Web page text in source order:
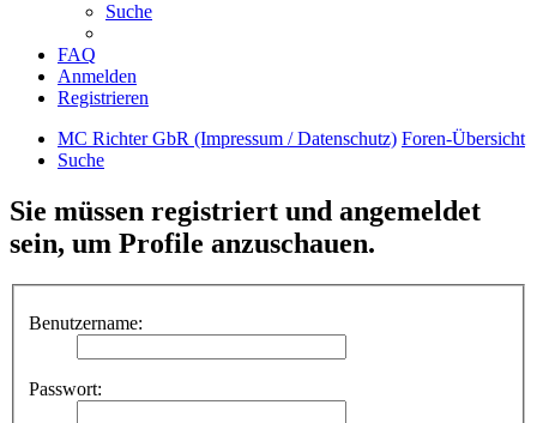
Suche
FAQ
Anmelden
Registrieren
MC Richter GbR (Impressum / Datenschutz) Foren-Übersicht
Suche
Sie müssen registriert und angemeldet
sein, um Profile anzuschauen.
Benutzername:
Passwort: